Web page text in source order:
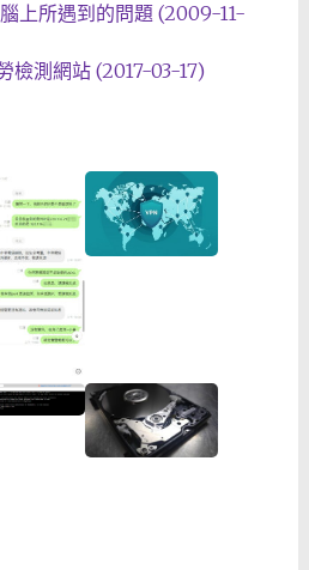
上所遇到的問題 (2009-11-
檢測網站 (2017-03-17)